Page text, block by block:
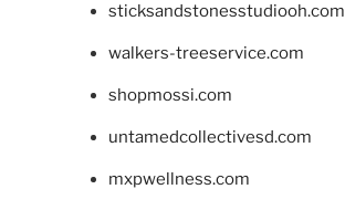
sticksandstonesstudiooh.com
walkers-treeservice.com
shopmossi.com
untamedcollectivesd.com
mxpwellness.com